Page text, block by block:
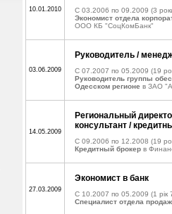
10.01.2010 C 03.2006 по 09.2009 (3
Экономист отдела
ООО КБ "СоцКомБанк"
03.06.2009
Руководитель /
C 07.2007 по 05.2009 (19
Руководитель группы
Одесском регионе в ЗАО
14.05.2009
Региональный
консультант /
C 09.2006 по 12.2008 (19
Кредитный брокер в
27.03.2009
Экономист в банк
C 10.2007 по 05.2009 (1 рік
Специалист отдела продаж